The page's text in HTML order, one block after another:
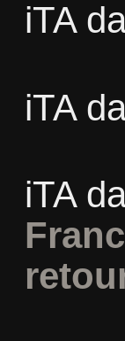
iTA
iTA
iTA